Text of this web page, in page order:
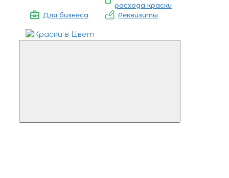
расхода краски
Для бизнеса
Реквизиты